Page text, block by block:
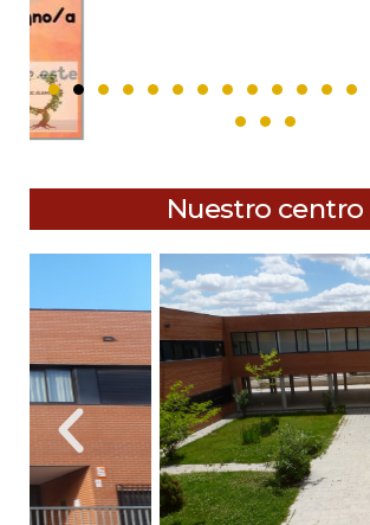
Nuestro centro